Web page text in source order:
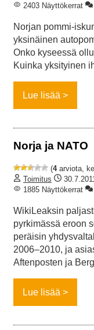
2403 Näyttökerrat
Norjan pommi-
yksinäinen
Onko kyseessä
Kuinka yksityinen
Lue lisää
Norja ja NATO
(4arviota,
Toimitus
30.7.2011
1885 Näyttökerrat
WikiLeaksin
pyrkimässä eroon
peräisin
2006–2010, ja
Aftenposten ja
Lue lisää